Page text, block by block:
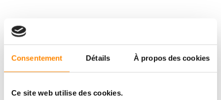
Consentement Détails À propos des cookies
Ce site web utilise des cookies.